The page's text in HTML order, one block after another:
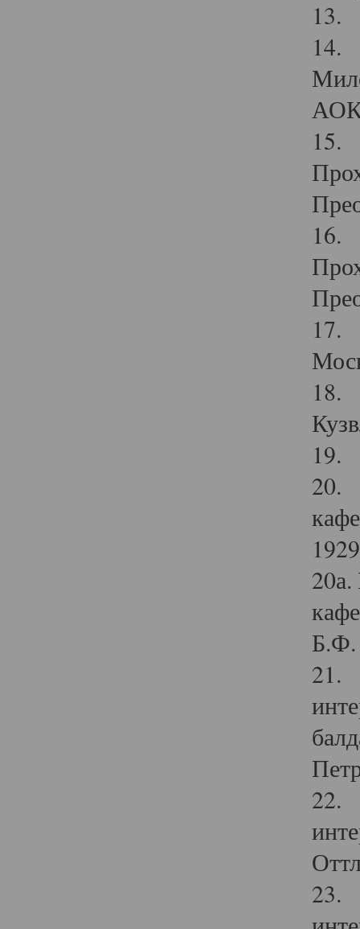
13.
14.
15.
16.
17.
18.
19.
20.
Б.Ф.
21.
22.
23.